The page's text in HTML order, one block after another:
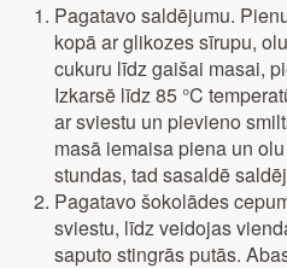
Pagatavo saldējumu.
kopā ar glikozes sīrupu,
cukuru līdz gaišai masai,
Izkarsē līdz 85 °C
ar sviestu un pievieno
masā iemaisa piena un
stundas, tad sasaldē
Pagatavo šokolādes
sviestu, līdz veidojas
saputo stingrās putās.